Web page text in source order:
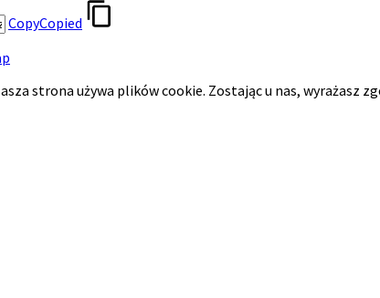
CopyCopied
strona używa plików cookie. Zostając u nas,